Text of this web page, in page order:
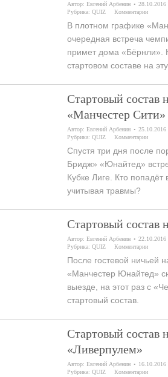
Автор:Евгений Арбенин
28.10.2016
Рубрика:QUIZ Комментарии
В плотном графике
очередная встреча
примет дома «Бёрнли».
стартовом составе на
Стартовый состав
«Манчестер Сити»
Автор:Евгений Арбенин
25.10.2016
Рубрика:QUIZ Комментарии
Спустя три дня после
Бридж» «Юнайтед»
Кубке Лиге. Кто попадёт
учитывая травмы?
Стартовый состав
Автор:Евгений Арбенин
22.10.2016
Рубрика:QUIZ Комментарии
После гостевой ничьей
«Манчестер Юнайтед»
выезде, на этот раз с
стартовый состав.
Стартовый состав
«Ливерпулем»
Автор:Евгений Арбенин
16.10.2016
Рубрика:QUIZ Комментарии